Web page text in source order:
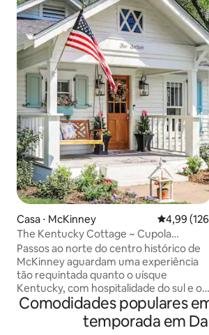
Casa ⋅ McKinney 4,99 de
4,99
The Kentucky Cottage ~ Cupola
Lane~McK Square
Passos ao norte do centro histórico de
McKinney aguardam uma experiência
tão requintada quanto o uísque
Kentucky, com hospitalidade do sul e o
calor de anos passados. A vibração da
Anthropologie, revestida com shiplap
original, madeiras de lei e janelas
Comodidades populares
temporada em